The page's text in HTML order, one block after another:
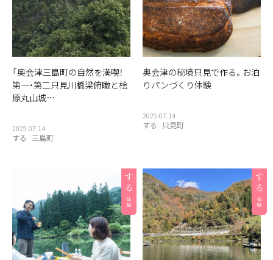
「奥会津三島町の自然を満喫！
第一・第二只見川橋梁俯瞰と桧
原丸山城…
2025.07.14
する 三島町
奥会津の秘境只見で作る。お泊
りパンづくり体験
2025.07.14
する 只見町